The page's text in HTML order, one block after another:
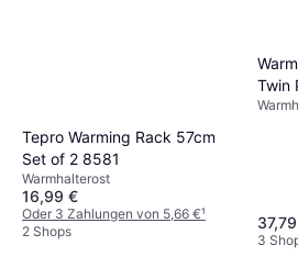
Tepro Warming Rack 57cm
Set of 2 8581
Warmhalterost
16,99 €
Oder 3 Zahlungen von 5,66 €¹
2 Shops
Twin
3